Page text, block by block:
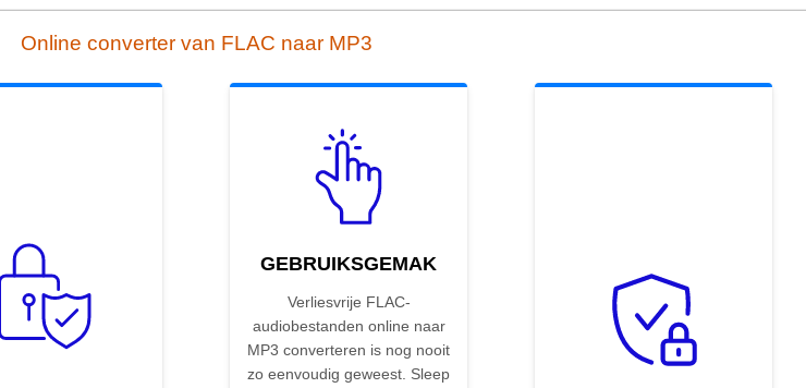
Online converter van FLAC naar MP3
GEBRUIKSGEMAK
Verliesvrije FLAC-
audiobestanden online naar
MP3 converteren is nog nooit
zo eenvoudig geweest. Sleep